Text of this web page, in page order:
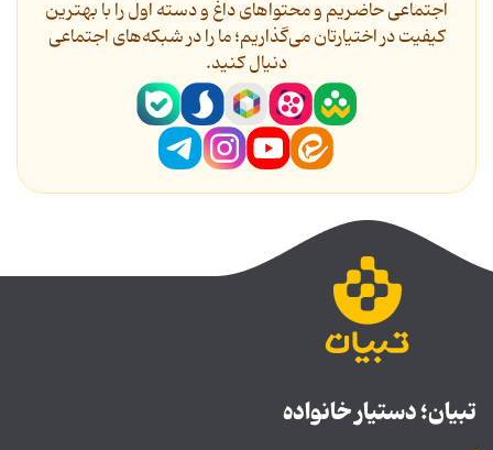
اجتماعی حاضریم و محتواهای داغ و دسته اول را با بهترین
کیفیت در اختیارتان می‌گذاریم؛ ما را در شبکه‌های اجتماعی
دنیال کنید.
تبیان؛ دستیار خانواده